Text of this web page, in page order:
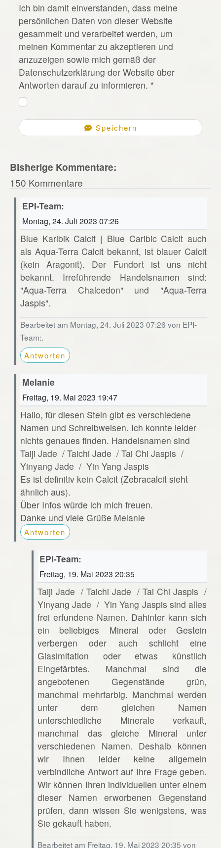
*
Ich bin damit einverstanden, dass meine
persönlichen Daten von dieser Website
gesammelt und verarbeitet werden, um
meinen Kommentar zu akzeptieren und
anzuzeigen sowie mich gemäß der
Datenschutzerklärung der Website über
Antworten darauf zu informieren. *
Speichern
Bisherige Kommentare:
150 Kommentare
EPI-Team:
Montag, 24. Juli 2023 07:26
Blue Karibik Calcit | Blue Caribic Calcit auch
als Aqua-Terra Calcit bekannt, ist blauer Calcit
(kein Aragonit). Der Fundort ist uns nicht
bekannt. Irreführende Handelsnamen sind:
"Aqua-Terra Chalcedon" und "Aqua-Terra
Jaspis".
Bearbeitet am Montag, 24. Juli 2023 07:26 von EPI-
Team:.
Antworten
Melanie
Freitag, 19. Mai 2023 19:47
Hallo, für diesen Stein gibt es verschiedene
Namen und Schreibweisen. Ich konnte leider
nichts genaues finden. Handelsnamen sind
Taiji Jade / Taichi Jade / Tai Chi Jaspis /
Yinyang Jade / Yin Yang Jaspis
Es ist definitiv kein Calcit (Zebracalcit sieht
ähnlich aus).
Über Infos würde ich mich freuen.
Danke und viele Grüße Melanie
Antworten
EPI-Team:
Freitag, 19. Mai 2023 20:35
Taiji Jade / Taichi Jade / Tai Chi Jaspis /
Yinyang Jade / Yin Yang Jaspis sind alles
frei erfundene Namen. Dahinter kann sich
ein beliebiges Mineral oder Gestein
verbergen oder auch schlicht eine
Glasimitation oder etwas künstlich
Eingefärbtes. Manchmal sind die
angebotenen Gegenstände grün,
manchmal mehrfarbig. Manchmal werden
unter dem gleichen Namen
unterschiedliche Minerale verkauft,
manchmal das gleiche Mineral unter
verschiedenen Namen. Deshalb können
wir Ihnen leider keine allgemein
verbindliche Antwort auf Ihre Frage geben.
Wir können Ihren individuellen unter einem
dieser Namen erworbenen Gegenstand
prüfen, dann wissen Sie wenigstens, was
Sie gekauft haben.
Bearbeitet am Freitag, 19. Mai 2023 20:35 von